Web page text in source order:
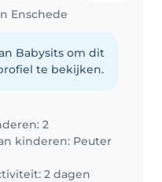
Enschede
Babysits om dit
te bekijken.
2
kinderen: Peuter
2 dagen